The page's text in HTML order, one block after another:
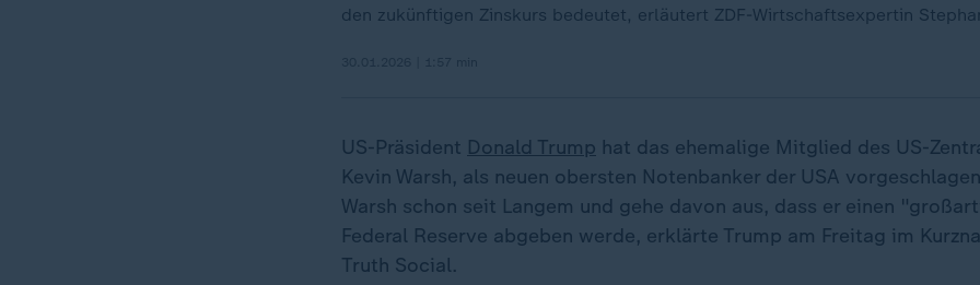
den zukünftigen Zinskurs bedeutet, erläutert ZDF-Wirtschaftsexpertin
US-Präsident Donald Trump hat das ehemalige Mitglied des US-
Kevin Warsh, als neuen obersten Notenbanker der USA
Warsh schon seit Langem und gehe davon aus, dass er einen
Federal Reserve abgeben werde, erklärte Trump am Freitag im
Truth Social.